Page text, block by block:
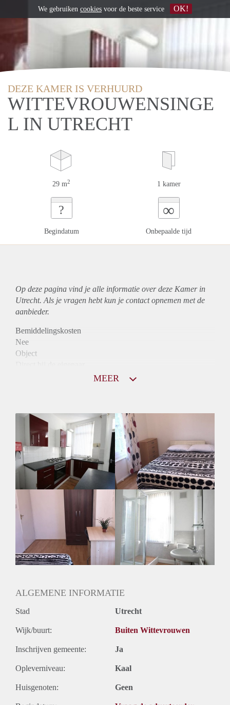
DEZE KAMER IS VERHUURD
WITTEVROUWENSINGE
L IN UTRECHT
29 m2 1 kamer
?
Begindatum
∞
Onbepaalde tijd
Op deze pagina vind je alle informatie over deze Kamer in
Utrecht. Als je vragen hebt kun je contact opnemen met de
aanbieder.
Bemiddelingskosten
Nee
Object
Huurtoeslag
Mogelijk
Inkomen eis
N.V.T.
Huurtermijn
Onbepaalde termijn
Oplevering
Kaal
MEER
ALGEMENE INFORMATIE
Stad Utrecht
Wijk/buurt: Buiten Wittevrouwen
Inschrijven gemeente: Ja
Opleverniveau: Kaal
Huisgenoten: Geen
We gebruiken cookies voor de beste service OK!